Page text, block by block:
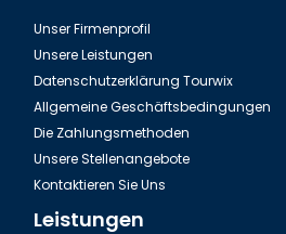
Unser Firmenprofil
Unsere Leistungen
Datenschutzerklärung Tourwix
Allgemeine Geschäftsbedingungen
Die Zahlungsmethoden
Unsere Stellenangebote
Kontaktieren Sie Uns
Leistungen